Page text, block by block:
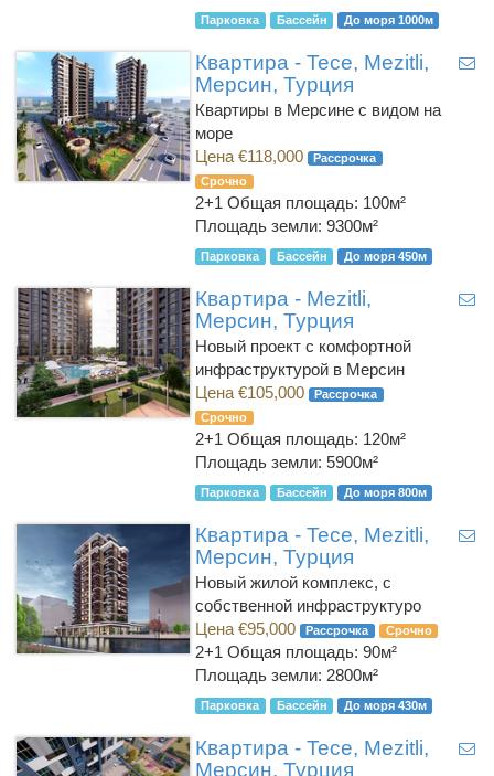
Парковка Бассейн До моря 1000м
Квартира - Tece, Mezitli,
Мерсин, Турция
Квартиры в Мерсине с видом на
море
Цена €118,000
Рассрочка
Срочно
2+1 Общая площадь: 100м²
Площадь земли: 9300м²
Парковка Бассейн До моря 450м
Квартира - Mezitli,
Мерсин, Турция
Новый проект с комфортной
инфраструктурой в Мерсин
Цена €105,000
Рассрочка
Срочно
2+1 Общая площадь: 120м²
Площадь земли: 5900м²
Парковка Бассейн До моря 800м
Квартира - Tece, Mezitli,
Мерсин, Турция
Новый жилой комплекс, с
собственной инфраструктуро
Цена €95,000
Рассрочка Срочно
2+1 Общая площадь: 90м²
Площадь земли: 2800м²
Парковка Бассейн До моря 430м
Квартира - Tece, Mezitli,
Мерсин, Турция